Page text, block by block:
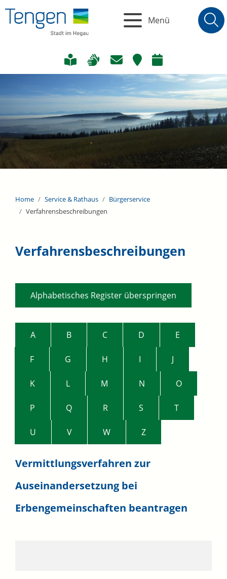
Menü
Home Service & Rathaus
Bürgerservice
Verfahrensbeschreibungen
Verfahrensbeschreibungen
Alphabetisches Register überspringen
A B C D E
F G H I J
K L M N O
P Q R S T
U V W Z
Vermittlungsverfahren zur
Auseinandersetzung bei
Erbengemeinschaften beantragen